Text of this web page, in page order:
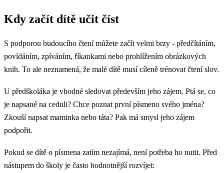
Kdy začít dítě učit číst
S podporou budoucího čtení můžete začít velmi brzy - předčítáním,
povídáním, zpíváním, říkankami nebo prohlížením obrázkových
knih. To ale neznamená, že malé dítě musí cíleně trénovat čtení slov.
U předškoláka je vhodné sledovat především jeho zájem. Ptá se, co
je napsané na ceduli? Chce poznat první písmeno svého jména?
Zkouší napsat maminka nebo táta? Pak má smysl jeho zájem
podpořit.
Pokud se dítě o písmena zatím nezajímá, není potřeba ho nutit. Před
nástupem do školy je často hodnotnější rozvíjet: